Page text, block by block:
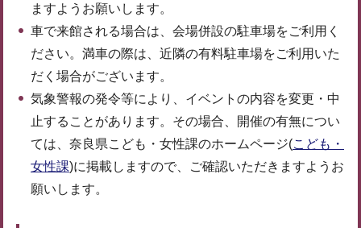
ますようお願いします。
車で来館される場合は、会場併設の駐車場をご利用く
ださい。満車の際は、近隣の有料駐車場をご利用いた
だく場合がございます。
気象警報の発令等により、イベントの内容を変更・中
止することがあります。その場合、開催の有無につい
ては、奈良県こども・女性課のホームページ(こども・
女性課)に掲載しますので、ご確認いただきますようお
願いします。